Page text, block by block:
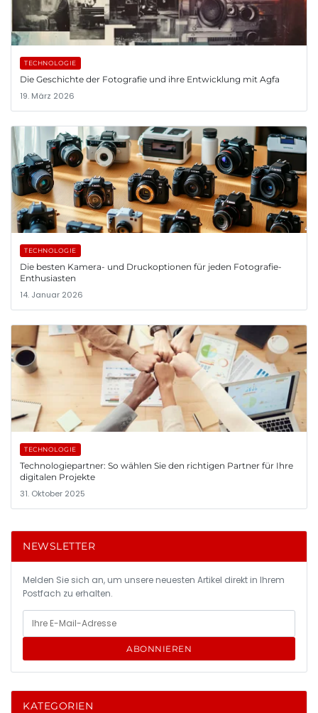
TECHNOLOGIE
Die Geschichte der Fotografie und ihre Entwicklung mit Agfa
19. März 2026
TECHNOLOGIE
Die besten Kamera- und Druckoptionen für jeden Fotografie-
Enthusiasten
14. Januar 2026
TECHNOLOGIE
Technologiepartner: So wählen Sie den richtigen Partner für Ihre
digitalen Projekte
31. Oktober 2025
NEWSLETTER
Melden Sie sich an, um unsere neuesten Artikel direkt in Ihrem
Postfach zu erhalten.
ABONNIEREN
KATEGORIEN